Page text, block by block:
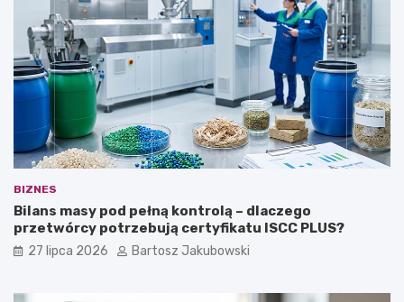
BIZNES
Bilans masy pod pełną kontrolą – dlaczego
przetwórcy potrzebują certyfikatu ISCC PLUS?
27 lipca 2026 Bartosz Jakubowski